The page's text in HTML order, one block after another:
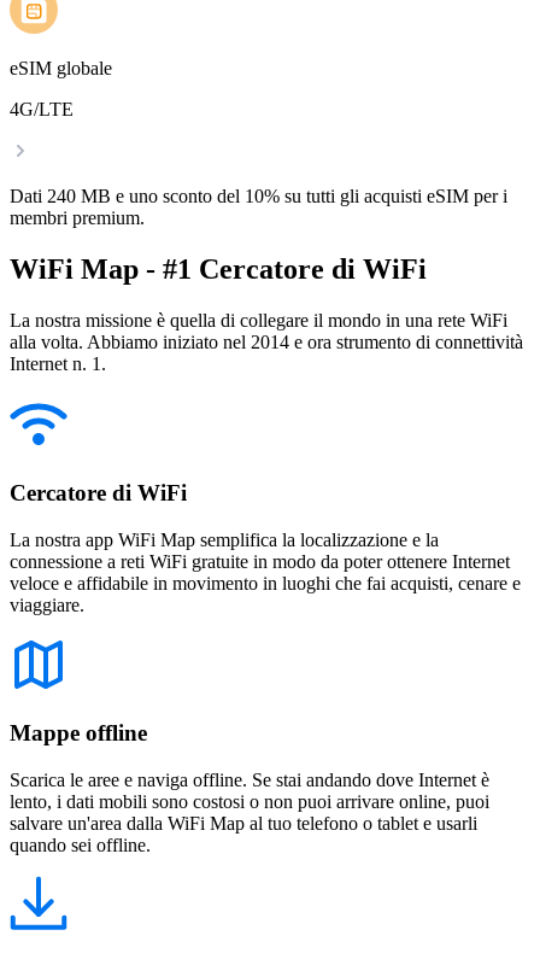
eSIM globale
4G/LTE
Dati 240 MB e uno sconto del 10% su tutti gli acquisti eSIM per i
membri premium.
WiFi Map - #1 Cercatore di WiFi
La nostra missione è quella di collegare il mondo in una rete WiFi
alla volta. Abbiamo iniziato nel 2014 e ora strumento di connettività
Internet n. 1.
Cercatore di WiFi
La nostra app WiFi Map semplifica la localizzazione e la
connessione a reti WiFi gratuite in modo da poter ottenere Internet
veloce e affidabile in movimento in luoghi che fai acquisti, cenare e
viaggiare.
Mappe offline
Scarica le aree e naviga offline. Se stai andando dove Internet è
lento, i dati mobili sono costosi o non puoi arrivare online, puoi
salvare un'area dalla WiFi Map al tuo telefono o tablet e usarli
quando sei offline.